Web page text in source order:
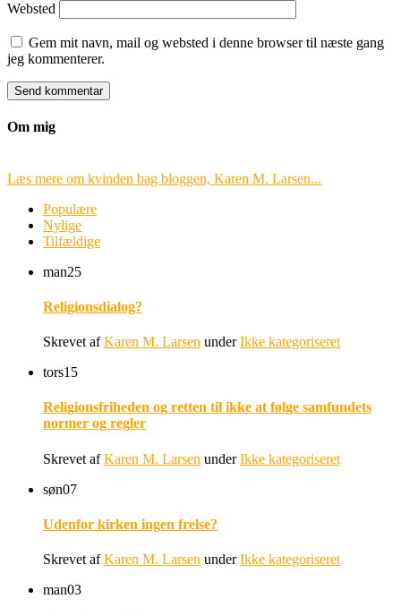
Websted
Gem mit navn, mail og websted i denne browser til næste gang
jeg kommenterer.
Om mig
Læs mere om kvinden bag bloggen, Karen M. Larsen...
Populære
Nylige
Tilfældige
man25
Religionsdialog?
Skrevet afKaren M. Larsen underIkke kategoriseret
tors15
Religionsfriheden og retten til ikke at følge samfundets
normer og regler
Skrevet afKaren M. Larsen underIkke kategoriseret
søn07
Udenfor kirken ingen frelse?
Skrevet afKaren M. Larsen underIkke kategoriseret
man03